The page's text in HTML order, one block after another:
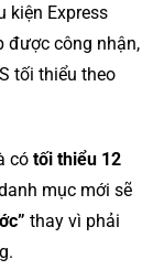
kiện Express
được công nhận,
tối thiểu theo
có tối thiểu 12
mục mới sẽ
thay vì phải